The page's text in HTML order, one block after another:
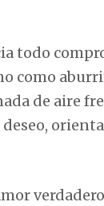
todo
como
de aire